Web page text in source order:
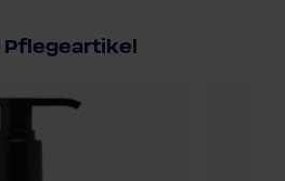
Pflegeartikel